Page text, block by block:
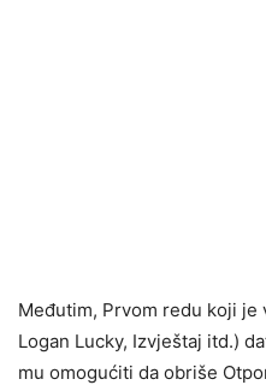
Međutim, Prvom redu koji je
Logan Lucky, Izvještaj itd.)
mu omogućiti da obriše